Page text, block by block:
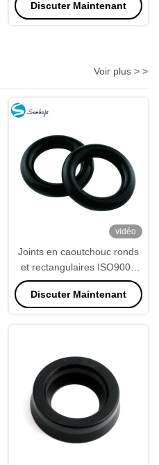
aluminium de décapant à
Discuter Maintenant
Voir plus > >
vidéo
Joints en caoutchouc ronds
et rectangulaires ISO9001
personnalisables et
étanches
Discuter Maintenant